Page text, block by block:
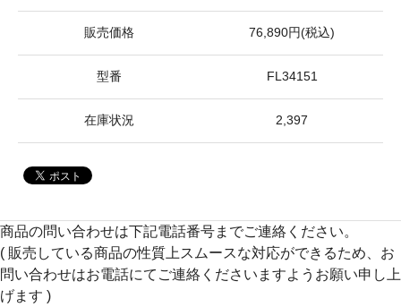
販売価格 76,890円(税込)
型番 FL34151
在庫状況 2,397
商品の問い合わせは下記電話番号までご連絡ください。
( 販売している商品の性質上スムースな対応ができるため、お
問い合わせはお電話にてご連絡くださいますようお願い申し上
げます )